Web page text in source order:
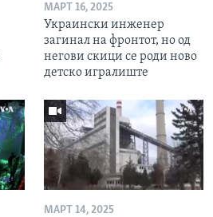
МАРТ 16, 2025
Украински инженер
загинал на фронтот, но од
негови скици се роди ново
детско игралиште
МАРТ 14, 2025